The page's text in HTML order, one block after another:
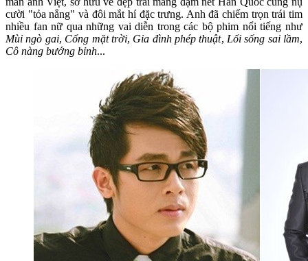
cười "tỏa nắng" và đôi mắt hí đặc trưng. Anh đã chiếm trọn trái tim
nhiều fan nữ qua những vai diễn trong các bộ phim nổi tiếng như
Mùi ngò gai, Cổng mặt trời, Gia đình phép thuật, Lối sống sai lầm,
Cô nàng bướng bỉnh...